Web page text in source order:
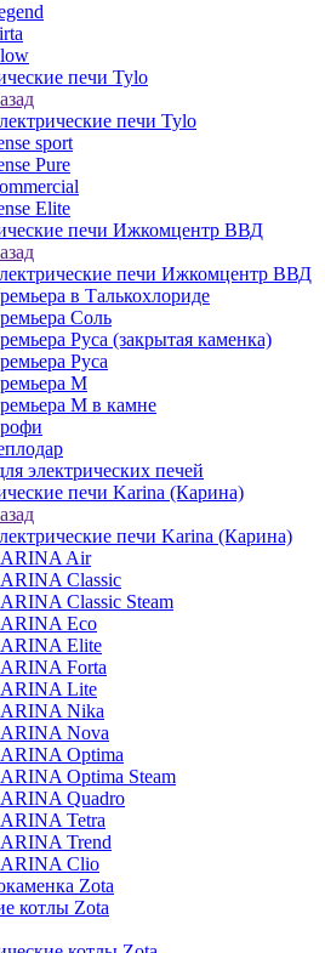
печи Tylo
печи Tylo
sport
Pure
Elite
печи Ижкомцентр ВВД
печи Ижкомцентр ВВД
в Талькохлориде
Cоль
Руса (закрытая каменка)
Руса
М
М в камне
электрических печей
печи Karina (Карина)
печи Karina (Карина)
Air
Classic
Classic Steam
Eco
Elite
Forta
Lite
Nika
Nova
Optima
Optima Steam
Quadro
Tetra
Trend
Clio
Zota
котлы Zota